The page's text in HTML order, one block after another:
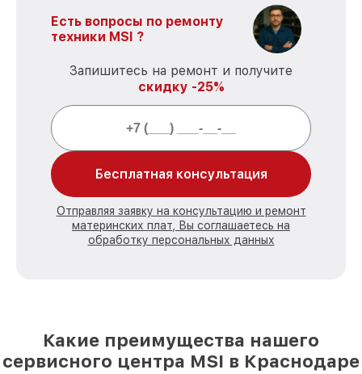
Есть вопросы по ремонту
техники MSI ?
Запишитесь на ремонт и получите
скидку -25%
Бесплатная консультация
Отправляя заявку на консультацию и ремонт
материнских плат, Вы соглашаетесь на
обработку персональных данных
Какие преимущества нашего
сервисного центра MSI в Краснодаре